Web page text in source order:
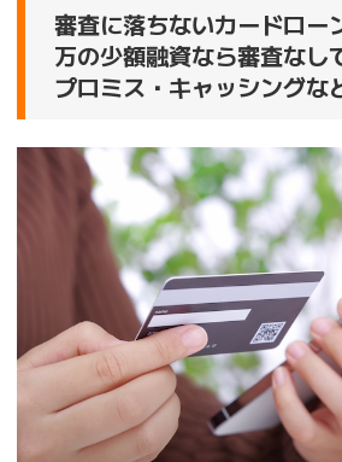
審査に落ちないカードロ
万の少額融資なら審査なし
プロミス・キャッシングな